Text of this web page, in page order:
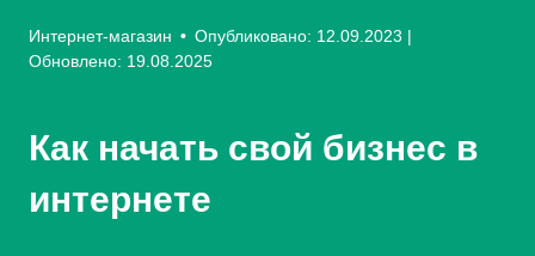
Интернет-магазин • Опубликовано: 12.09.2023 |
Обновлено: 19.08.2025
Как начать свой бизнес в
интернете